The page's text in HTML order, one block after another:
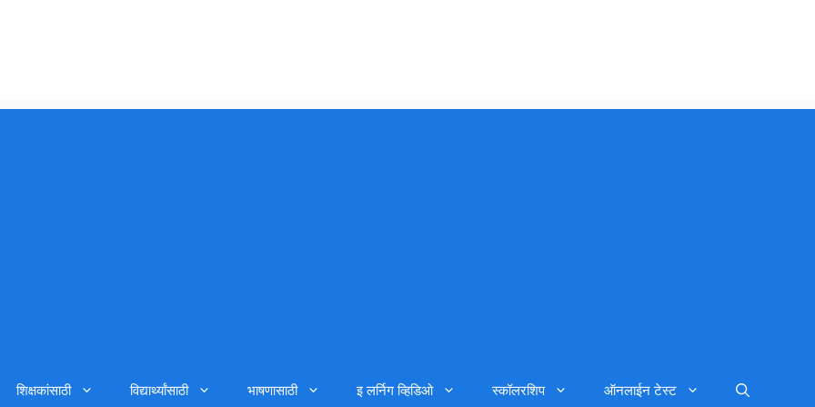
शिक्षकांसाठी विद्यार्थ्यांसाठी भाषणासाठी इ लर्निग व्हिडिओ स्कॉलरशिप ऑनलाईन टेस्ट